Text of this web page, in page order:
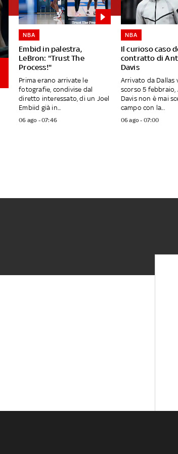
Embid in palestra,
LeBron: "Trust The
Process!"
NBA
Prima erano arrivate le
fotografie, condivise dal
diretto interessato, di un Joel
Embiid già in...
06 ago - 07:46
Il curioso caso
contratto di
Davis
NBA
Arrivato da Dallas
scorso 5 febbraio,
Davis non è mai
campo con la...
06 ago - 07:00